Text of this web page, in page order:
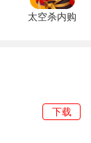
太空杀内购
下载